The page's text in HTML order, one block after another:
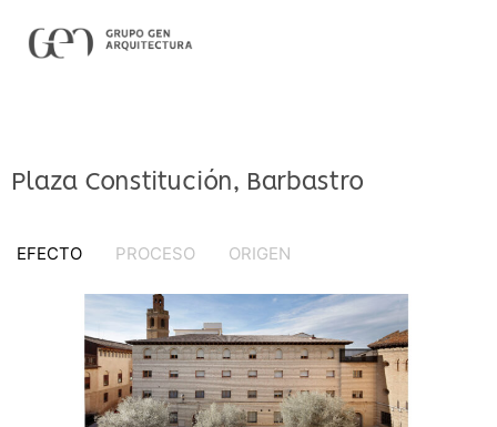
Plaza Constitución, Barbastro
EFECTO PROCESO ORIGEN